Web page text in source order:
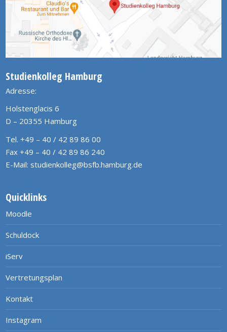
Studienkolleg Hamburg
Adresse:
Holstenglacis 6
D – 20355 Hamburg
Tel. +49 – 40 / 42 89 86 00
Fax +49 – 40 / 42 89 86 240
E-Mail: studienkolleg@bsfb.hamburg.de
Quicklinks
Moodle
Schuldock
iServ
Vertretungsplan
Kontakt
Instagram